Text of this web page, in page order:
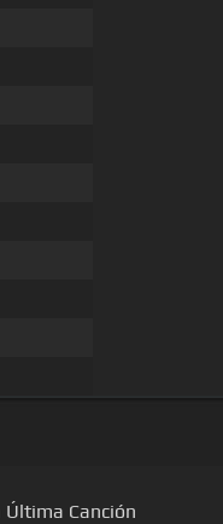
Última Canción